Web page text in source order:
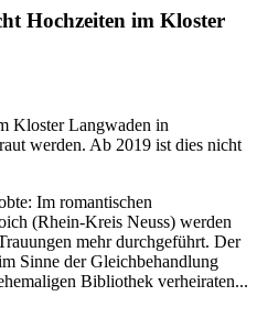
Hochzeiten im Kloster
Kloster Langwaden in
werden. Ab 2019 ist dies nicht
Im romantischen
(Rhein-Kreis Neuss) werden
mehr durchgeführt. Der
Sinne der Gleichbehandlung
Bibliothek verheiraten...